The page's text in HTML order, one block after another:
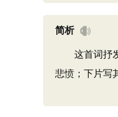
简析
这首词抒发
悲愤；下片写